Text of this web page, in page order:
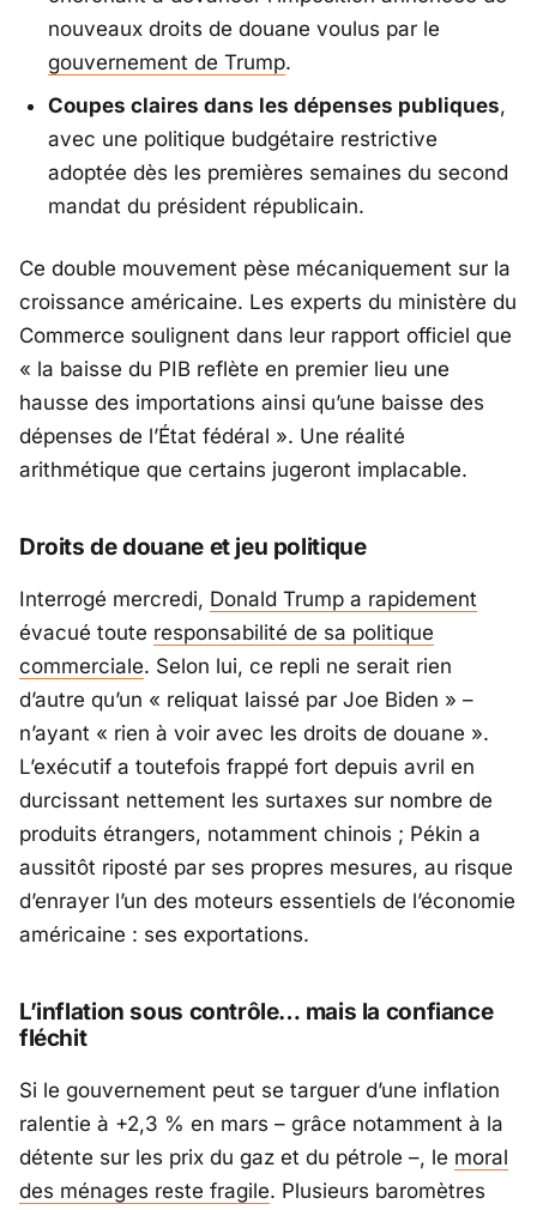
nouveaux droits de douane voulus par le
gouvernement de Trump.
Coupes claires dans les dépenses publiques,
avec une politique budgétaire restrictive
adoptée dès les premières semaines du second
mandat du président républicain.
Ce double mouvement pèse mécaniquement sur la
croissance américaine. Les experts du ministère du
Commerce soulignent dans leur rapport officiel que
« la baisse du PIB reflète en premier lieu une
hausse des importations ainsi qu’une baisse des
dépenses de l’État fédéral ». Une réalité
arithmétique que certains jugeront implacable.
Droits de douane et jeu politique
Interrogé mercredi, Donald Trump a rapidement
évacué toute responsabilité de sa politique
commerciale. Selon lui, ce repli ne serait rien
d’autre qu’un « reliquat laissé par Joe Biden » –
n’ayant « rien à voir avec les droits de douane ».
L’exécutif a toutefois frappé fort depuis avril en
durcissant nettement les surtaxes sur nombre de
produits étrangers, notamment chinois ; Pékin a
aussitôt riposté par ses propres mesures, au risque
d’enrayer l’un des moteurs essentiels de l’économie
américaine : ses exportations.
L’inflation sous contrôle… mais la confiance
fléchit
Si le gouvernement peut se targuer d’une inflation
ralentie à +2,3 % en mars – grâce notamment à la
détente sur les prix du gaz et du pétrole –, le moral
des ménages reste fragile. Plusieurs baromètres